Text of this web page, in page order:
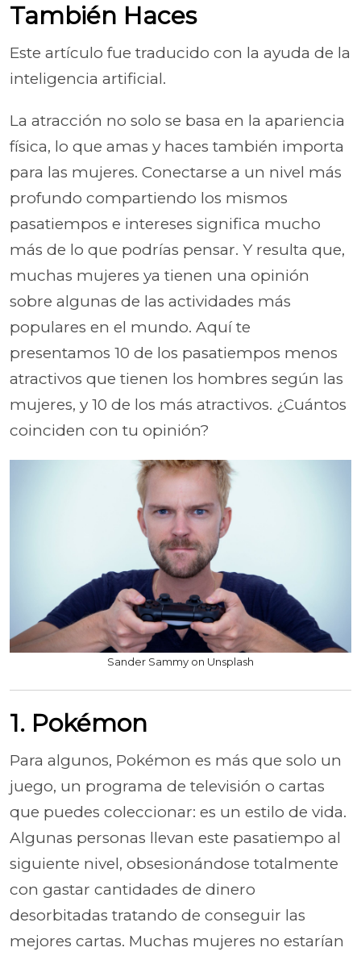
También Haces
Este artículo fue traducido con la ayuda de la
inteligencia artificial.
La atracción no solo se basa en la apariencia
física, lo que amas y haces también importa
para las mujeres. Conectarse a un nivel más
profundo compartiendo los mismos
pasatiempos e intereses significa mucho
más de lo que podrías pensar. Y resulta que,
muchas mujeres ya tienen una opinión
sobre algunas de las actividades más
populares en el mundo. Aquí te
presentamos 10 de los pasatiempos menos
atractivos que tienen los hombres según las
mujeres, y 10 de los más atractivos. ¿Cuántos
coinciden con tu opinión?
Sander Sammy on Unsplash
1. Pokémon
Para algunos, Pokémon es más que solo un
juego, un programa de televisión o cartas
que puedes coleccionar: es un estilo de vida.
Algunas personas llevan este pasatiempo al
siguiente nivel, obsesionándose totalmente
con gastar cantidades de dinero
desorbitadas tratando de conseguir las
mejores cartas. Muchas mujeres no estarían